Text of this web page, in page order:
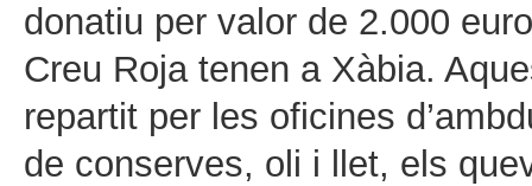
donatiu per valor de 2.000
Creu Roja tenen a Xàbia.
repartit per les oficines
de conserves, oli i llet, els